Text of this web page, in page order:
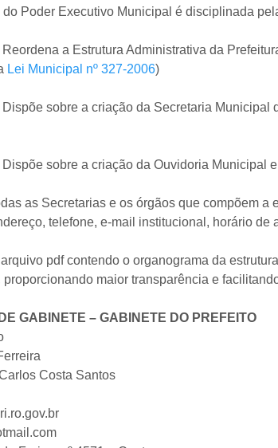
Poder Executivo Municipal é disciplinada
Reordena a Estrutura Administrativa da
Lei Municipal nº 327-2006)
Dispõe sobre a criação da Secretaria Municipal
Dispõe sobre a criação da Ouvidoria Municipal
as Secretarias e os órgãos que compõem
telefone, e-mail institucional, horário
pdf contendo o organograma da
maior transparência e
GABINETE – GABINETE DO PREFEITO
Costa Santos